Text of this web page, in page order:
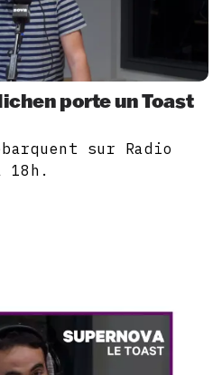
porte un Toast
sur Radio
18h.